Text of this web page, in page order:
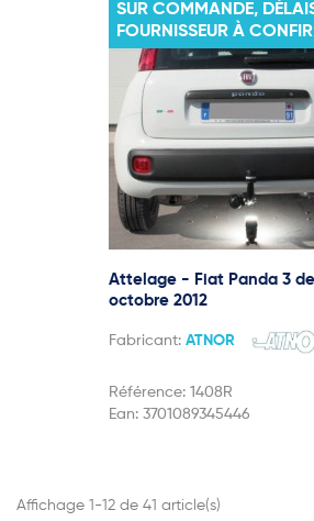
Attelage - Fiat Panda 3
octobre 2012
Fabricant: ATNOR
Référence: 1408R
Ean: 3701089345446
SUR COMMANDE,
FOURNISSEUR À
Affichage 1-12 de 41 article(s)